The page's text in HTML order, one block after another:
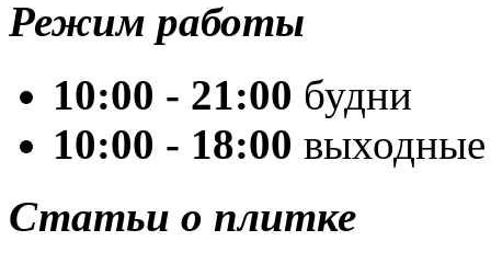
Режим работы
10:00 - 21:00 будни
10:00 - 18:00 выходные
Статьи о плитке